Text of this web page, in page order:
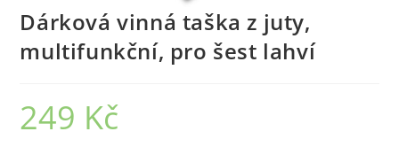
Dárková vinná taška z juty,
multifunkční, pro šest lahví
249 Kč